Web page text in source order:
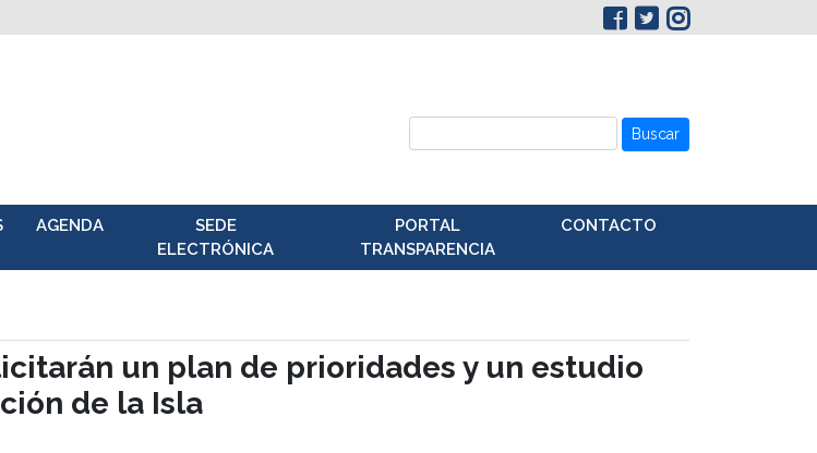
Buscar
AGENDA
SEDE
ELECTRÓNICA
PORTAL
TRANSPARENCIA
CONTACTO
un plan de prioridades y un estudio
de la Isla